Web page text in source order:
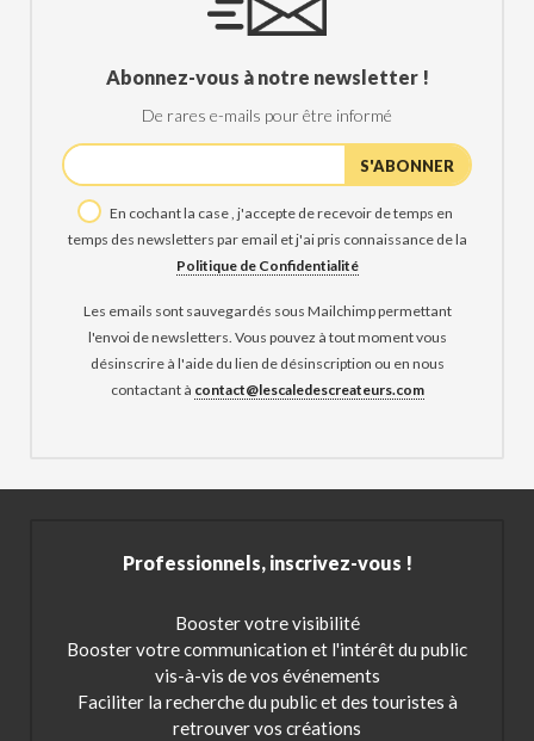
Abonnez-vous à notre newsletter !
De rares e-mails pour être informé
En cochant la case , j'accepte de recevoir de temps en
temps des newsletters par email et j'ai pris connaissance de la
Politique de Confidentialité
Les emails sont sauvegardés sous Mailchimp permettant
l'envoi de newsletters. Vous pouvez à tout moment vous
désinscrire à l'aide du lien de désinscription ou en nous
contactant à contact@lescaledescreateurs.com
Professionnels, inscrivez-vous !
Booster votre visibilité
Booster votre communication et l'intérêt du public
vis-à-vis de vos événements
Faciliter la recherche du public et des touristes à
retrouver vos créations